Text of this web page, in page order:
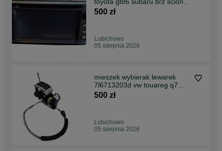
toyota gt86 subaru brz scion
12-16
500 zł
Lubichowo
05 sierpnia 2026
mieszek wybierak lewarek
7l6713203d vw touareg q7
oryginał kompletny
500 zł
Lubichowo
05 sierpnia 2026